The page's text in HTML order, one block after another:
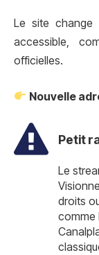
Le site change
accessible,
officielles.
Nouvelle
Petit
Le
droits
comme